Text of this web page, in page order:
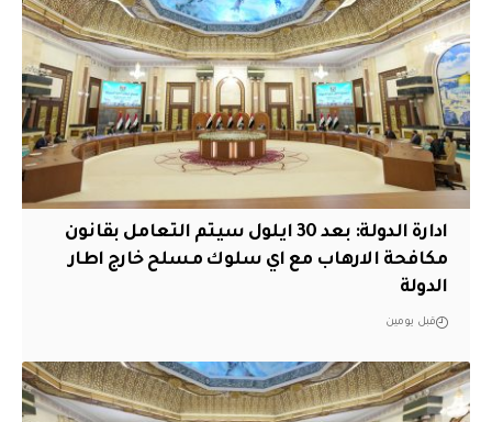
ادارة الدولة: بعد 30 ايلول سيتم التعامل بقانون
مكافحة الارهاب مع اي سلوك مسلح خارج اطار
الدولة
قبل يومين